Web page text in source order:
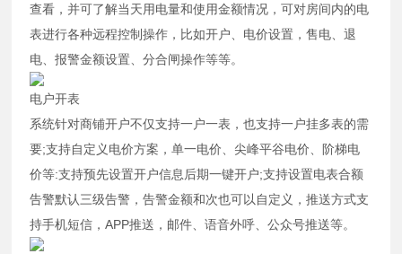
查看，并可了解当天用电量和使用金额情况，可对房间内的电
表进行各种远程控制操作，比如开户、电价设置，售电、退
电、报警金额设置、分合闸操作等等。
电户开表
系统针对商铺开户不仅支持一户一表，也支持一户挂多表的需
要;支持自定义电价方案，单一电价、尖峰平谷电价、阶梯电
价等:支持预先设置开户信息后期一键开户;支持设置电表合额
告警默认三级告警，告警金额和次也可以自定义，推送方式支
持手机短信，APP推送，邮件、语音外呼、公众号推送等。